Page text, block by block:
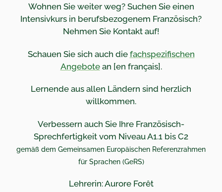
Wohnen Sie weiter weg? Suchen Sie einen
Intensivkurs in berufsbezogenem Französisch?
Nehmen Sie Kontakt auf!
Schauen Sie sich auch die fachspezifischen
Angebotean [en français].
Lernende aus allen Ländern sind herzlich
willkommen.
Verbessern auch Sie Ihre Französisch-
Sprechfertigkeit vom Niveau A1.1 bis C2
gemäß dem Gemeinsamen Europäischen Referenzrahmen
für Sprachen (GeRS)
Lehrerin: Aurore Forêt